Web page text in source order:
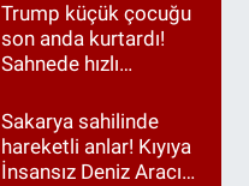
Trump küçük çocuğu
son anda kurtardı!
Sahnede hızlı
Sakarya sahilinde
hareketli anlar! Kıyıya
İnsansız Deniz Aracı